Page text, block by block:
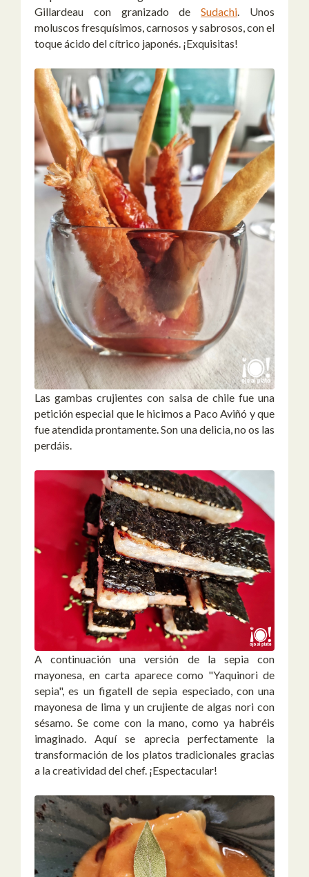
Gillardeau con granizado deSudachi. Unos
moluscos fresquísimos, carnosos y sabrosos, con el
toque ácido del cítrico japonés. ¡Exquisitas!
Las gambas crujientes con salsa de chile fue una
petición especial que le hicimos a Paco Aviñó y que
fue atendida prontamente. Son una delicia, no os las
perdáis.
A continuación una versión de la sepia con
mayonesa, en carta aparece como "Yaquinori de
sepia", es un figatell de sepia especiado, con una
mayonesa de lima y un crujiente de algas nori con
sésamo. Se come con la mano, como ya habréis
imaginado. Aquí se aprecia perfectamente la
transformación de los platos tradicionales gracias
a la creatividad del chef. ¡Espectacular!